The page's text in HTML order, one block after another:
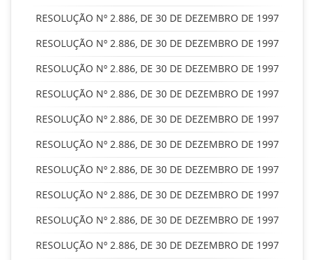
RESOLUÇÃO Nº 2.886, DE 30 DE DEZEMBRO DE 1997
RESOLUÇÃO Nº 2.886, DE 30 DE DEZEMBRO DE 1997
RESOLUÇÃO Nº 2.886, DE 30 DE DEZEMBRO DE 1997
RESOLUÇÃO Nº 2.886, DE 30 DE DEZEMBRO DE 1997
RESOLUÇÃO Nº 2.886, DE 30 DE DEZEMBRO DE 1997
RESOLUÇÃO Nº 2.886, DE 30 DE DEZEMBRO DE 1997
RESOLUÇÃO Nº 2.886, DE 30 DE DEZEMBRO DE 1997
RESOLUÇÃO Nº 2.886, DE 30 DE DEZEMBRO DE 1997
RESOLUÇÃO Nº 2.886, DE 30 DE DEZEMBRO DE 1997
RESOLUÇÃO Nº 2.886, DE 30 DE DEZEMBRO DE 1997